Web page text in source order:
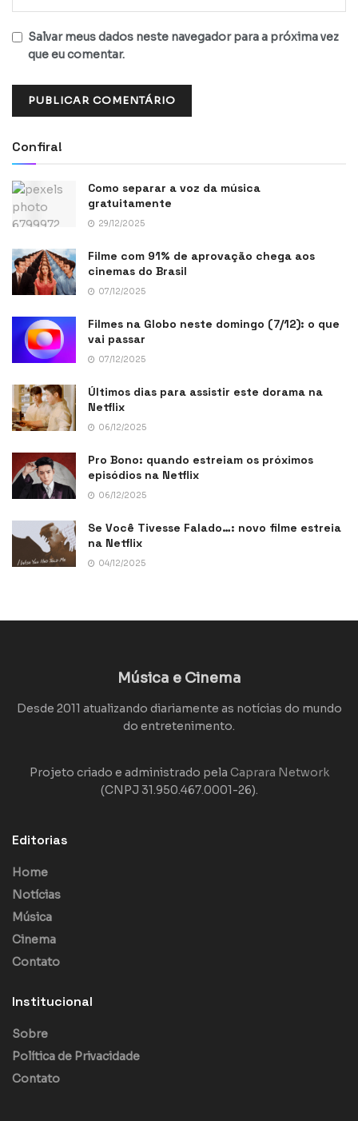
Salvar meus dados neste navegador para a próxima vez
que eu comentar.
Confira!
Como separar a voz da música
gratuitamente
29/12/2025
Filme com 91% de aprovação chega aos
cinemas do Brasil
07/12/2025
Filmes na Globo neste domingo (7/12): o que
vai passar
07/12/2025
Últimos dias para assistir este dorama na
Netflix
06/12/2025
Pro Bono: quando estreiam os próximos
episódios na Netflix
06/12/2025
Se Você Tivesse Falado…: novo filme estreia
na Netflix
04/12/2025
Música e Cinema
Desde 2011 atualizando diariamente as notícias do mundo
do entretenimento.
Projeto criado e administrado pela Caprara Network
(CNPJ 31.950.467.0001-26).
Editorias
Home
Notícias
Música
Cinema
Contato
Institucional
Sobre
Política de Privacidade
Contato